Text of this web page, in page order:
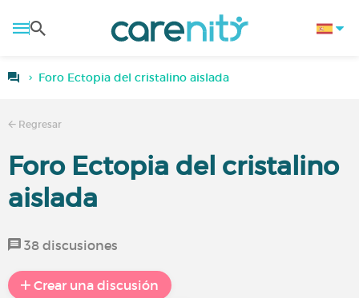
Foro Ectopia del cristalino aislada
Regresar
Foro Ectopia del cristalino
aislada
38 discusiones
Crear una discusión